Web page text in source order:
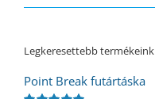
Legkeresettebb termékeink
Point Break futártáska